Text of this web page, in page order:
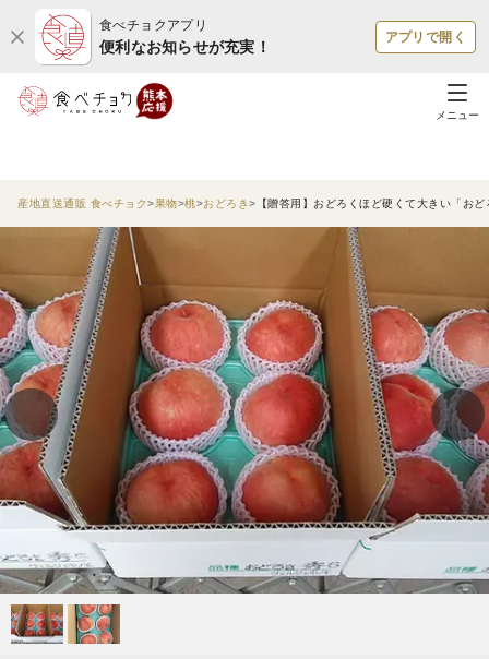
食べチョクアプリ
便利なお知らせが充実！
アプリで開く
メニュー
産地直送通販 食べチョク 果物 桃 おどろき 【贈答用】おどろくほど硬くて大きい「